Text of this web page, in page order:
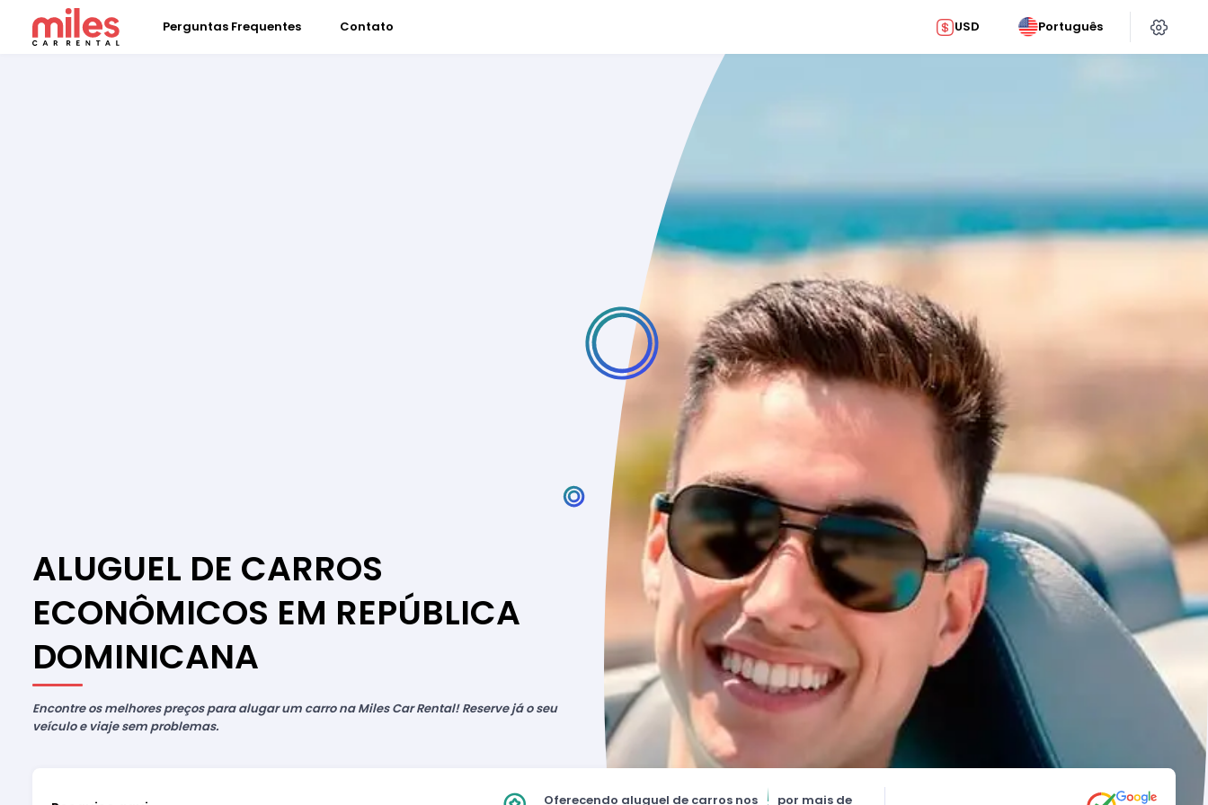
Perguntas Frequentes Contato USD Português
ALUGUEL DE CARROS
ECONÔMICOS EM REPÚBLICA
DOMINICANA
Encontre os melhores preços para alugar um carro na Miles Car Rental! Reserve já o seu
veículo e viaje sem problemas.
Oferecendo aluguel de carros nos por mais de